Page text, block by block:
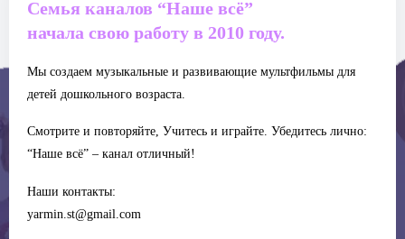
Семья каналов “Наше всё”
начала свою работу в 2010 году.
Мы создаем музыкальные и развивающие мультфильмы для
детей дошкольного возраста.
Смотрите и повторяйте, Учитесь и играйте. Убедитесь лично:
“Наше всё” – канал отличный!
Наши контакты:
yarmin.st@gmail.com